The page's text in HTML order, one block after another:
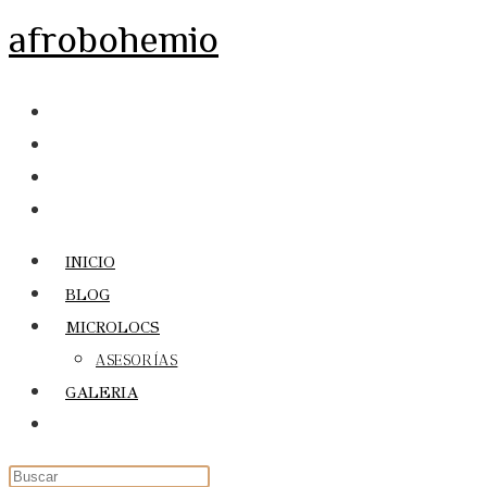
al
afrobohemio
INICIO
BLOG
MICROLOCS
ASESORÍAS
GALERIA